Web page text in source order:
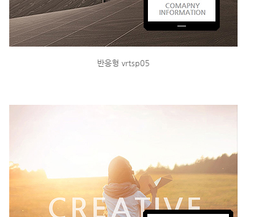
반응형 vrtsp05